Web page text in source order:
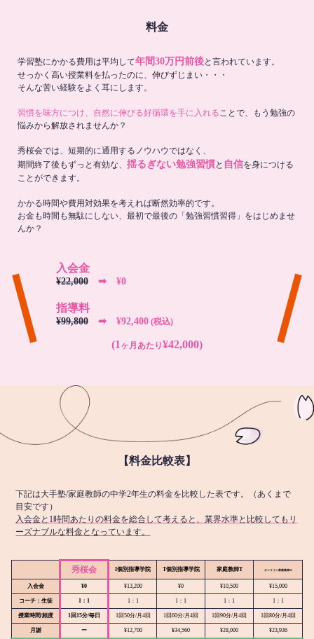
料金
学習塾にかかる費用は平均して年間30万円前後と言われています。
せっかく高い授業料を払ったのに、伸びずじまい・・・
そんな苦い経験をよく耳にします。
習慣を味方につけ、自然に伸びる好循環を手に入れる ことで、もう勉強の
悩みから解放されませんか？
秀桜会では、短期的に通用するノウハウではなく、
期間終了後もずっと有効な、 揺るぎない勉強習慣と 自信を身につける
ことができます。
かかる時間や費用対効果を考えれば断然効率的です。
お金も時間も無駄にしない、最初で最後の「勉強習慣習得」をはじめませ
んか？
入会金
¥22,000 ➡︎ ¥0
指導料
¥99,800 ➡︎ ¥92,400 (税込)
(1 ヶ月あたり¥42,000)
【料金比較表】
下記は大手塾/家庭教師の中学2年生の料金を比較した表です。（あくまで
目安です）
入会金と1時間あたりの料金を総合して考えると、業界水準と比較してもリ
ーズナブルな料金となっています。
秀桜会 I個別指導学院 T個別指導学院 家庭教師T オンライン家庭教師M
入会金 ¥0 ¥13,200 ¥0 ¥10,500 ¥15,000
コーチ：生徒 1：1 1：1 1：1 1：1 1：1
授業時間/頻度 1回15分/毎日 1回50分/月4回 1回60分/月4回 1回90分/月4回 1回80分/月4回
月謝 ー ¥12,700 ¥34,560 ¥28,000 ¥23,936